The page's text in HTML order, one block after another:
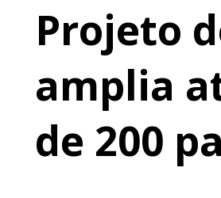
Projeto
amplia
de 200